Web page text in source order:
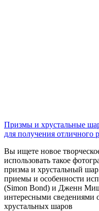
Призмы и хрустальные
для получения отличного
Вы ищете новое
использовать такое
призма и хрустальный
приемы и особенности
(Simon Bond) и Дженн
интересными сведениями
хрустальных шаров